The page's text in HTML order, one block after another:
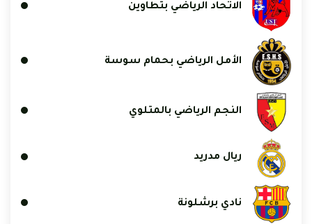
الاتحاد الرياضي بتطاوين
الأمل الرياضي بحمام سوسة
النجم الرياضي بالمتلوي
ريال مدريد
نادي برشلونة